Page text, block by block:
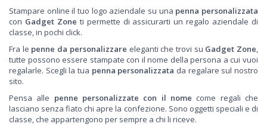
Stampare online il tuo logo aziendale su una penna personalizzata
con Gadget Zone ti permette di assicurarti un regalo aziendale di
classe, in pochi click.
Fra le penne da personalizzare eleganti che trovi su Gadget Zone,
tutte possono essere stampate con il nome della persona a cui vuoi
regalarle. Scegli la tua penna personalizzata da regalare sul nostro
sito.
Pensa alle penne personalizzate con il nome come regali che
lasciano senza fiato chi apre la confezione. Sono oggetti speciali e di
classe, che appartengono per sempre a chi li riceve.